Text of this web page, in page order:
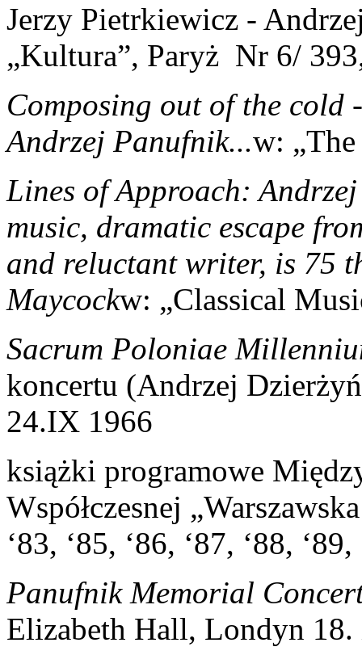
Jerzy Pietrkiewicz -
„Kultura”, Paryż Nr 6/
Composing out of the cold
Andrzej Panufnik...w:
Lines of Approach:
music, dramatic escape
and reluctant writer, is 75
Maycockw: „Classical
Sacrum Poloniae
koncertu (Andrzej
24.IX 1966
książki programowe
Współczesnej
‘83, ‘85, ‘86, ‘87, ‘88,
Panufnik Memorial
Elizabeth Hall, Londyn